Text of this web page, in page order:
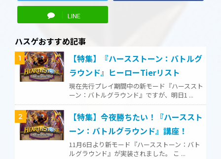
LINE
ハスゲおすすめ記事
1
【特集】『ハースストーン：バトルグ
ラウンド』ヒーローTierリスト
現在先行プレイ期間中の新モード『ハーススト
ーン：バトルグラウンド』ですが、明日1 ...
2
【特集】今夜勝ちたい！『ハーススト
ーン：バトルグラウンド』講座！
11月6日より新モード『ハースストーン：バト
ルグラウンド』が実装されました。 こ ...